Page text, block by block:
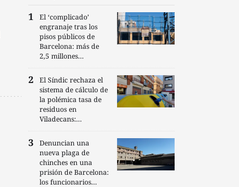
El ‘complicado’
engranaje tras los
pisos públicos de
Barcelona: más de
2,5 millones...
El Síndic rechaza el
sistema de cálculo de
la polémica tasa de
residuos en
Viladecans:...
Denuncian una
nueva plaga de
chinches en una
prisión de Barcelona:
los funcionarios...